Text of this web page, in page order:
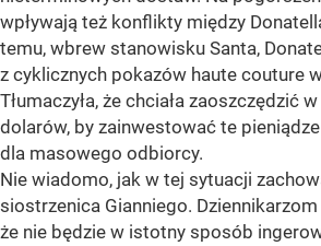
wpływają też konflikty między
temu, wbrew stanowisku Santa,
z cyklicznych pokazów haute couture
Tłumaczyła, że chciała zaoszczędzić
dolarów, by zainwestować te
dla masowego odbiorcy.
Nie wiadomo, jak w tej sytuacji
siostrzenica Gianniego. Dziennikarzom
że nie będzie w istotny sposób